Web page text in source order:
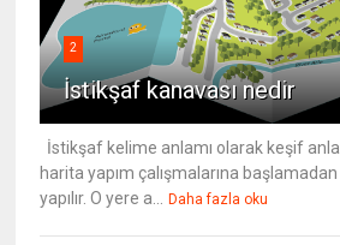
2
İstikşaf kanavası nedir
İstikşaf kelime anlamı olarak keşif
harita yapım çalışmalarına
yapılır. O yere a...
Daha fazla oku